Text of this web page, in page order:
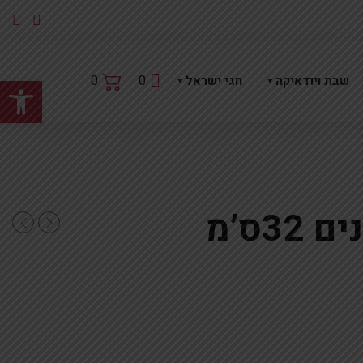
שבת ויודאיקה חגי ישראל 0
0